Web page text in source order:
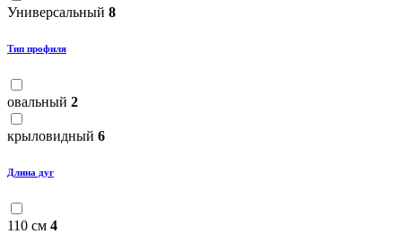
Универсальный 8
Тип профиля
овальный 2
крыловидный 6
Длина дуг
110 см 4